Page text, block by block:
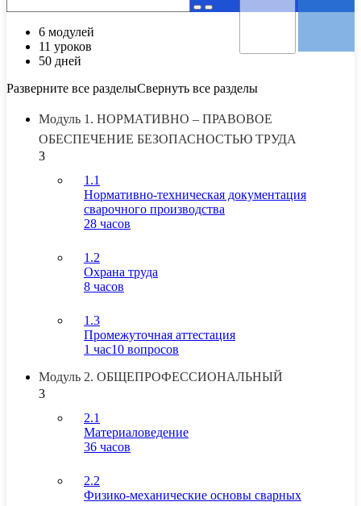
6 модулей
11 уроков
50 дней
Разверните все разделыСвернуть все разделы
Модуль 1. НОРМАТИВНО – ПРАВОВОЕ
ОБЕСПЕЧЕНИЕ БЕЗОПАСНОСТЬЮ ТРУДА
3
1.1
Нормативно-техническая документация
сварочного производства
28 часов
1.2
Охрана труда
8 часов
1.3
Промежуточная аттестация
1 час10 вопросов
Модуль 2. ОБЩЕПРОФЕССИОНАЛЬНЫЙ
3
2.1
Материаловедение
36 часов
2.2
Физико-механические основы сварных